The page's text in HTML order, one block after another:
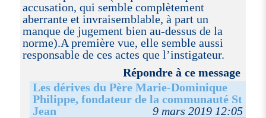
accusation, qui semble complètement
aberrante et invraisemblable, à part un
manque de jugement bien au-dessus de la
norme).A première vue, elle semble aussi
responsable de ces actes que l’instigateur.
Répondre à ce message
Les dérives du Père Marie-Dominique
Philippe, fondateur de la communauté St
Jean
9 mars 2019 12:05